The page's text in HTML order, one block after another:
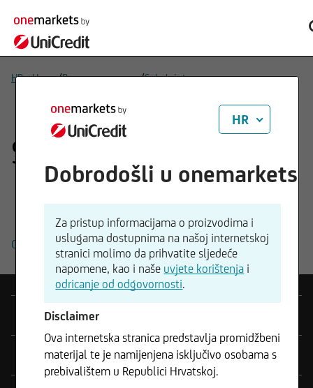
HR - Home/Pravne napomene/Sukob interesa
Sukob interesa
Opće odredbe za rješavanje sukoba interesa (PDF)
Proizvodi
Alati
HR
Dobrodošli u onemarkets
Za pristup informacijama o proizvodima i
uslugama dostupnima na našoj internetskoj
stranici molimo da prihvatite sljedeće
napomene, kao i naše uvjete korištenja i
odricanje od odgovornosti.
Disclaimer
Ova internetska stranica predstavlja promidžbeni
materijal te je namijenjena isključivo osobama s
prebivalištem u Republici Hrvatskoj.